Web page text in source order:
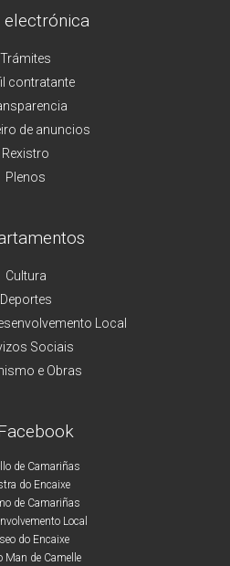
electrónica
Trámites
contratante
de anuncios
Rexistro
Plenos
Cultura
Deportes
Local
Sociais
e Obras
de Camariñas
do Encaixe
de Camariñas
Local
do Encaixe
Man de Camelle